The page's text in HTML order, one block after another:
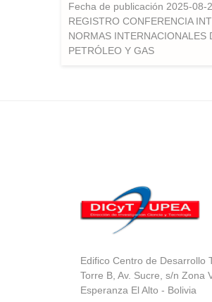
Fecha de publicación 2025-08-
REGISTRO CONFERENCIA
NORMAS INTERNACIONALES
PETRÓLEO Y GAS
Edifico Centro de Desarrollo
Torre B, Av. Sucre, s/n Zona
Esperanza El Alto - Bolivia